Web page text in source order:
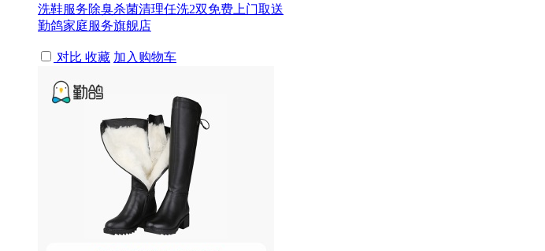
洗鞋服务除臭杀菌清理任洗2双免费上门取送
勤鸽家庭服务旗舰店
对比 收藏 加入购物车